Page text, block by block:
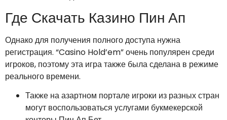
Где Скачать Казино Пин Ап
Однако для получения полного доступа нужна
регистрация. “Casino Hold’em” очень популярен среди
игроков, поэтому эта игра также была сделана в режиме
реального времени.
Также на азартном портале игроки из разных стран
могут воспользоваться услугами букмекерской